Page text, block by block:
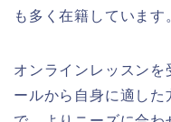
も多く在籍しています
オンラインレッスンを
ールから自身に適した